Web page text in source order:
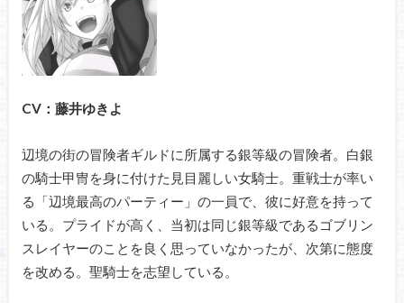
CV：藤井ゆきよ
辺境の街の冒険者ギルドに所属する銀等級の冒険者。白銀
の騎士甲冑を身に付けた見目麗しい女騎士。重戦士が率い
る「辺境最高のパーティー」の一員で、彼に好意を持って
いる。プライドが高く、当初は同じ銀等級であるゴブリン
スレイヤーのことを良く思っていなかったが、次第に態度
を改める。聖騎士を志望している。